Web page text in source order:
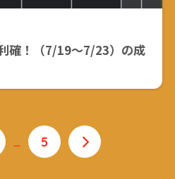
確！（7/19～7/23）の成
… 5